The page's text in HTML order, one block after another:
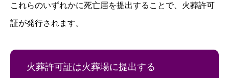
これらのいずれかに死亡届を提出することで、火葬許可
証が発行されます。
火葬許可証は火葬場に提出する